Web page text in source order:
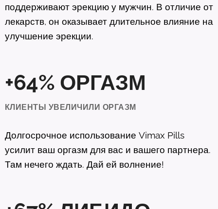
поддерживают эрекцию у мужчин. В отличие от
лекарств, он оказывает длительное влияние на
улучшение эрекции.
+64% ОРГАЗМ
КЛИЕНТЫ УВЕЛИЧИЛИ ОРГАЗМ
Долгосрочное использование Vimax Pills
усилит ваш оргазм для вас и вашего партнера.
Там нечего ждать. Дай ей волнение!